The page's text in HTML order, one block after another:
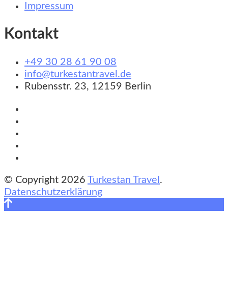
Impressum
Kontakt
+49 30 28 61 90 08
info@turkestantravel.de
Rubensstr. 23, 12159 Berlin
© Copyright 2026 Turkestan Travel .
Datenschutzerklärung